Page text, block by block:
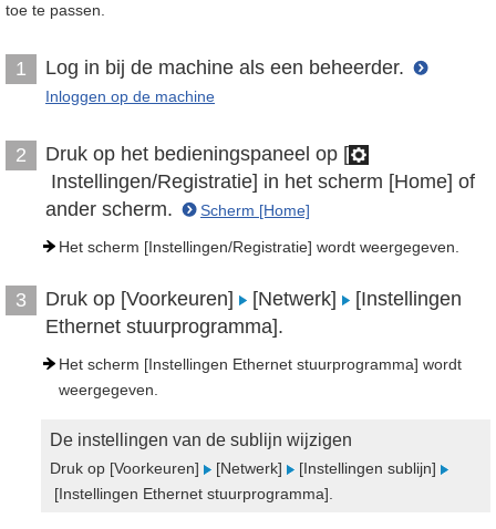
toe te passen.
1 Log in bij de machine als een beheerder.
Inloggen op de machine
2
Druk op het bedieningspaneel op [
Instellingen/Registratie] in het scherm [Home] of
ander scherm.
Scherm [Home]
Het scherm [Instellingen/Registratie] wordt weergegeven.
3 Druk op [Voorkeuren] [Netwerk]
[Instellingen
Ethernet stuurprogramma].
Het scherm [Instellingen Ethernet stuurprogramma] wordt
weergegeven.
De instellingen van de sublijn wijzigen
Druk op [Voorkeuren] [Netwerk]
[Instellingen sublijn]
[Instellingen Ethernet stuurprogramma].